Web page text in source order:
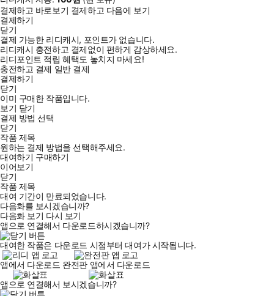
결제하고 바로보기 결제하고 다음에 보기
결제하기
닫기
결제 가능한 리디캐시, 포인트가 없습니다.
리디캐시 충전하고 결제없이 편하게 감상하세요.
리디포인트 적립 혜택도 놓치지 마세요!
충전하고 결제 일반 결제
결제하기
닫기
이미 구매한 작품입니다.
보기 닫기
결제 방법 선택
닫기
작품 제목
원하는 결제 방법을 선택해주세요.
대여하기 구매하기
이어보기
닫기
작품 제목
대여 기간이 만료되었습니다.
다음화를 보시겠습니까?
다음화 보기 다시 보기
앱으로 연결해서 다운로드하시겠습니까?
대여한 작품은 다운로드 시점부터 대여가 시작됩니다.
앱에서 다운로드 완전판 앱에서 다운로드
앱으로 연결해서 보시겠습니까?